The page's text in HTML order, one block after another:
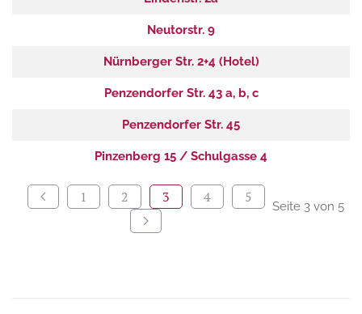
Neutorstr. 9
Nürnberger Str. 2+4 (Hotel)
Penzendorfer Str. 43 a, b, c
Penzendorfer Str. 45
Pinzenberg 15 / Schulgasse 4
Seite 3 von 5
1 2 3 4 5